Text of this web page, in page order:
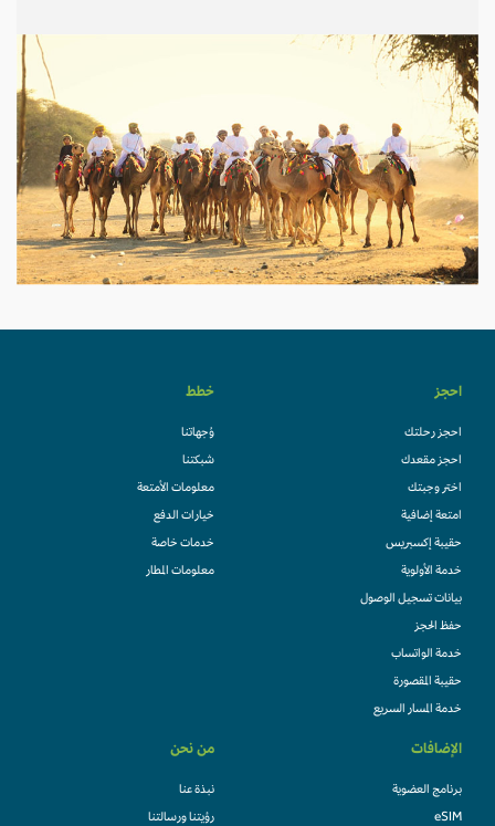
احجز
احجز رحلتك
احجز مقعدك
اختر وجبتك
امتعة إضافية
حقيبة إكسبريس
خدمة الأولوية
بيانات تسجيل الوصول
حفظ الحجز
خدمة الواتساب
حقيبة المقصورة
خدمة المسار السريع
خطط
وُجهاتنا
شبكتنا
معلومات الأمتعة
خيارات الدفع
خدمات خاصة
معلومات المطار
الإضافات
برنامج العضوية
eSIM
من نحن
نبذة عنا
رؤيتنا ورسالتنا